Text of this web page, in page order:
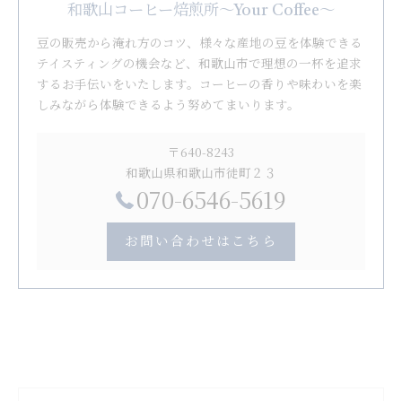
和歌山コーヒー焙煎所〜Your Coffee〜
豆の販売から淹れ方のコツ、様々な産地の豆を体験できる
テイスティングの機会など、和歌山市で理想の一杯を追求
するお手伝いをいたします。コーヒーの香りや味わいを楽
しみながら体験できるよう努めてまいります。
〒640-8243
和歌山県和歌山市徒町２３
070-6546-5619
お問い合わせはこちら